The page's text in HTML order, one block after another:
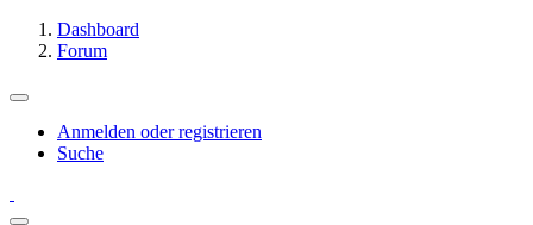
Dashboard
Forum
Anmelden oder registrieren
Suche